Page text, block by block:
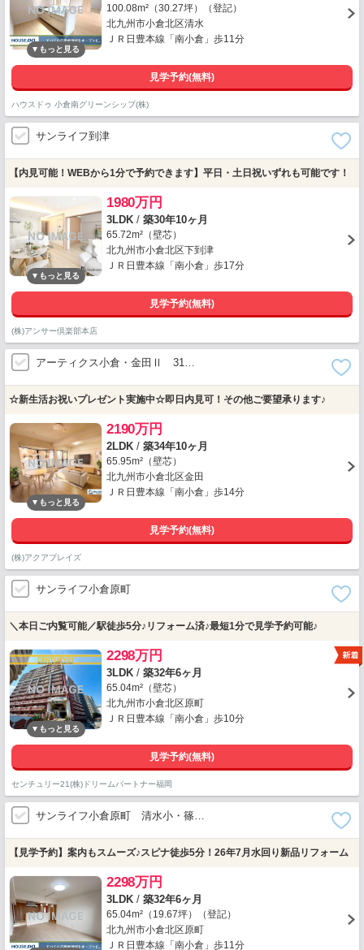
100.08m²（30.27坪）（登記）
北九州市小倉北区清水
ＪＲ日豊本線「南小倉」歩11分
見学予約(無料)
ハウスドゥ 小倉南グリーンシップ(株)
サンライフ到津
【内見可能！WEBから1分で予約できます】平日・土日祝いずれも可能です！
1980万円
3LDK / 築30年10ヶ月
65.72m²（壁芯）
北九州市小倉北区下到津
ＪＲ日豊本線「南小倉」歩17分
見学予約(無料)
(株)アンサー倶楽部本店
アーティクス小倉・金田Ⅱ 31…
☆新生活お祝いプレゼント実施中☆即日内見可！その他ご要望承ります♪
2190万円
2LDK / 築34年10ヶ月
65.95m²（壁芯）
北九州市小倉北区金田
ＪＲ日豊本線「南小倉」歩14分
見学予約(無料)
(株)アクアプレイズ
サンライフ小倉原町
＼本日ご内覧可能／駅徒歩5分♪リフォーム済♪最短1分で見学予約可能♪
2298万円
3LDK / 築32年6ヶ月
65.04m²（壁芯）
北九州市小倉北区原町
ＪＲ日豊本線「南小倉」歩10分
見学予約(無料)
センチュリー21(株)ドリームパートナー福岡
サンライフ小倉原町 清水小・篠…
【見学予約】案内もスムーズ♪スピナ徒歩5分！26年7月水回り新品リフォーム
2298万円
3LDK / 築32年6ヶ月
65.04m²（19.67坪）（登記）
北九州市小倉北区原町
ＪＲ日豊本線「南小倉」歩11分